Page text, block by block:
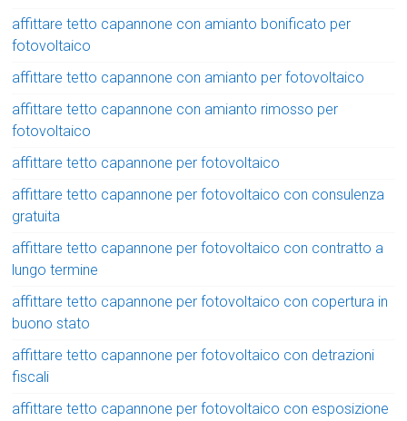
affittare tetto capannone con amianto bonificato per
fotovoltaico
affittare tetto capannone con amianto per fotovoltaico
affittare tetto capannone con amianto rimosso per
fotovoltaico
affittare tetto capannone per fotovoltaico
affittare tetto capannone per fotovoltaico con consulenza
gratuita
affittare tetto capannone per fotovoltaico con contratto a
lungo termine
affittare tetto capannone per fotovoltaico con copertura in
buono stato
affittare tetto capannone per fotovoltaico con detrazioni
fiscali
affittare tetto capannone per fotovoltaico con esposizione